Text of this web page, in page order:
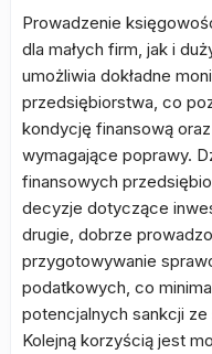
Prowadzenie
dla małych firm, jak i
umożliwia dokładne
przedsiębiorstwa, co
kondycję finansową
wymagające poprawy.
finansowych
decyzje dotyczące
drugie, dobrze
przygotowywanie
podatkowych, co
potencjalnych sankcji
Kolejną korzyścią jest